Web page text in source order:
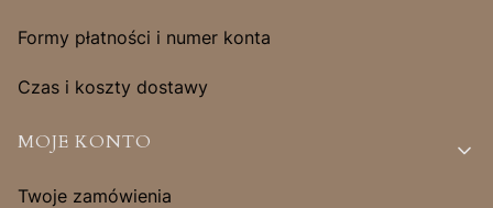
Formy płatności i numer konta
Czas i koszty dostawy
MOJE KONTO
Twoje zamówienia